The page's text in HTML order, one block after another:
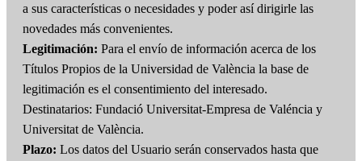
a sus características o necesidades y poder así dirigirle las
novedades más convenientes.
Legitimación: Para el envío de información acerca de los
Títulos Propios de la Universidad de València la base de
legitimación es el consentimiento del interesado.
Destinatarios: Fundació Universitat-Empresa de Valéncia y
Universitat de València.
Plazo: Los datos del Usuario serán conservados hasta que